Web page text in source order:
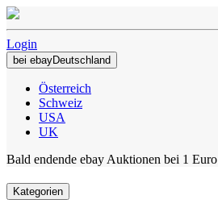
Login
bei ebayDeutschland
Österreich
Schweiz
USA
UK
Bald endende ebay Auktionen bei 1 Euro
Kategorien